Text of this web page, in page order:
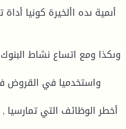
أىمية ىده األخيرة كونيا
وىكذا ومع اتساع نشاط
واستخدميا في القروض
أخطر الوظائف التي